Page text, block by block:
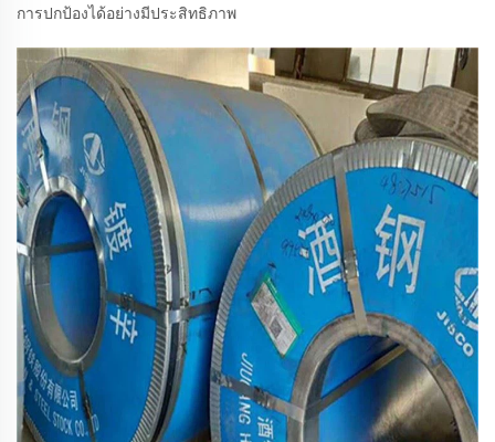
การปกป้องได้อย่างมีประสิทธิภาพ